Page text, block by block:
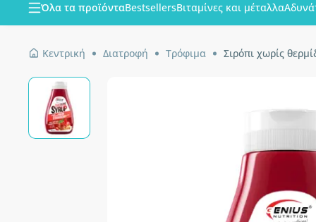
Όλα τα προϊόνταBestsellersΒιταμίνες και μέταλλα
Κεντρική Διατροφή Τρόφιμα Σιρόπι χωρίς